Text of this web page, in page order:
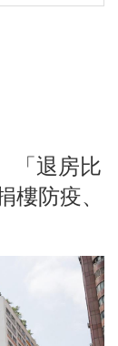
「退房比
防疫、